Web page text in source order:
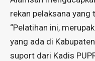
rekan pelaksana yang
“Pelatihan ini,
yang ada di
suport dari Kadis